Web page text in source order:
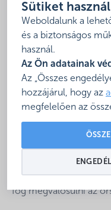
Sütiket
Weboldalunk a
és a biztonságos
használ.
Az Ön adatainak
Az „Összes
hozzájárul, hogy az
megfelelően az
A Magyar
alkalommal rendezi
Időpont:2021. október
A hétvége során a
szervezhetnek a
programokat, illetve
vezetett felöntéseket.
csatlakozó
felöntés– Hivatalos
fog megvalósulni az